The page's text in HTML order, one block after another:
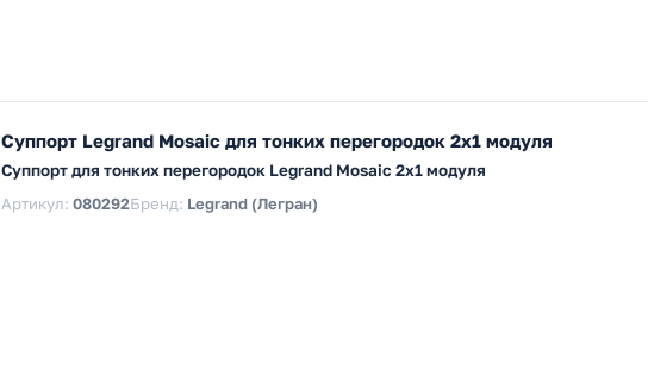
Суппорт Legrand Mosaic для тонких перегородок 2х1 модуля
Суппорт для тонких перегородок Legrand Mosaic 2х1 модуля
Артикул: 080292Бренд: Legrand (Легран)